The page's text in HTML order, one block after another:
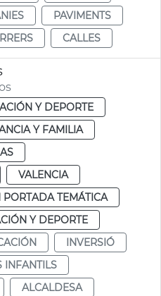
PAVIMENTS
CALLES
Y DEPORTE
Y FAMILIA
VALENCIA
PORTADA TEMÁTICA
Y DEPORTE
INVERSIÓ
INFANTILS
ALCALDESA